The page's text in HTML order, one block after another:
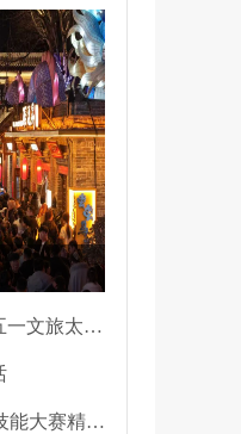
刚刚公布！历史新高！邯郸五一文旅太火爆！
邯郸市“一品一播”电商主播 技能大赛精彩开赛